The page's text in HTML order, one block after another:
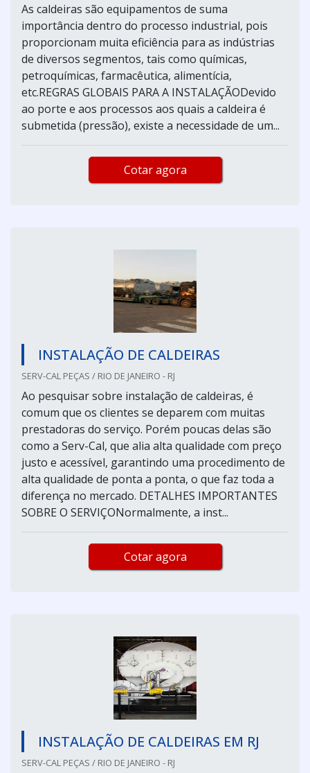
As caldeiras são equipamentos de suma
importância dentro do processo industrial, pois
proporcionam muita eficiência para as indústrias
de diversos segmentos, tais como químicas,
petroquímicas, farmacêutica, alimentícia,
etc.REGRAS GLOBAIS PARA A INSTALAÇÃODevido
ao porte e aos processos aos quais a caldeira é
submetida (pressão), existe a necessidade de um...
Cotar agora
INSTALAÇÃO DE CALDEIRAS
SERV-CAL PEÇAS / RIO DE JANEIRO - RJ
Ao pesquisar sobre instalação de caldeiras, é
comum que os clientes se deparem com muitas
prestadoras do serviço. Porém poucas delas são
como a Serv-Cal, que alia alta qualidade com preço
justo e acessível, garantindo uma procedimento de
alta qualidade de ponta a ponta, o que faz toda a
diferença no mercado. DETALHES IMPORTANTES
SOBRE O SERVIÇONormalmente, a inst...
Cotar agora
INSTALAÇÃO DE CALDEIRAS EM RJ
SERV-CAL PEÇAS / RIO DE JANEIRO - RJ